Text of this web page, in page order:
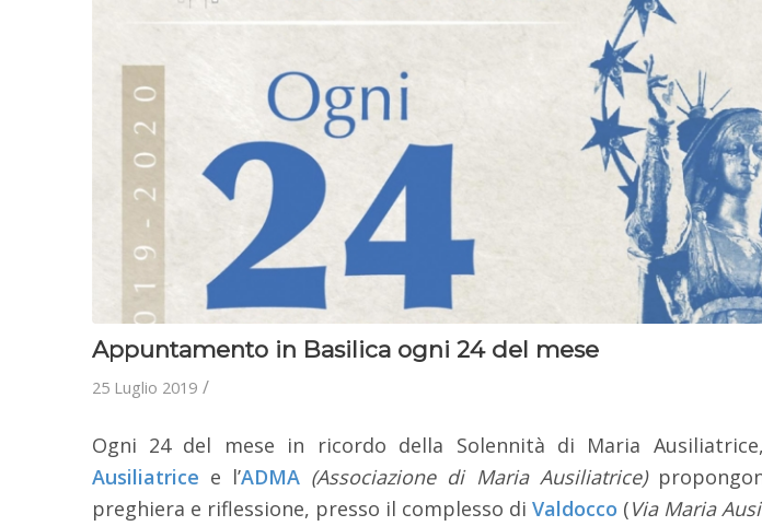
Appuntamento in Basilica ogni 24 del mese
25 Luglio 2019 /
Ogni 24 del mese in ricordo della Solennità di Maria
Ausiliatrice e l’ADMA (Associazione di Maria Ausiliatrice)
preghiera e riflessione, presso il complesso di Valdocco (Via Maria